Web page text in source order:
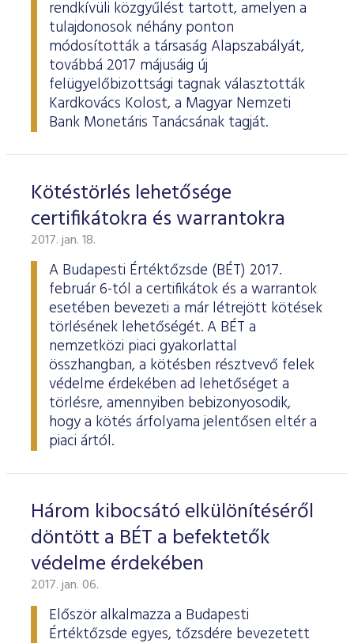
rendkívüli közgyűlést tartott, amelyen a
tulajdonosok néhány ponton
módosították a társaság Alapszabályát,
továbbá 2017 májusáig új
felügyelőbizottsági tagnak választották
Kardkovács Kolost, a Magyar Nemzeti
Bank Monetáris Tanácsának tagját.
Kötéstörlés lehetősége
certifikátokra és warrantokra
2017. jan. 18.
A Budapesti Értéktőzsde (BÉT) 2017.
február 6-tól a certifikátok és a warrantok
esetében bevezeti a már létrejött kötések
törlésének lehetőségét. A BÉT a
nemzetközi piaci gyakorlattal
összhangban, a kötésben résztvevő felek
védelme érdekében ad lehetőséget a
törlésre, amennyiben bebizonyosodik,
hogy a kötés árfolyama jelentősen eltér a
piaci ártól.
Három kibocsátó elkülönítéséről
döntött a BÉT a befektetők
védelme érdekében
2017. jan. 06.
Először alkalmazza a Budapesti
Értéktőzsde egyes, tőzsdére bevezetett